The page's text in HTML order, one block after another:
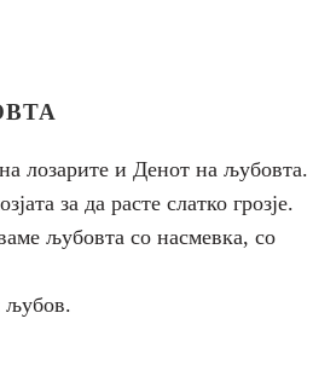
лозарите и Денот на љубовта.
за да расте слатко грозје.
љубовта со насмевка, со
љубов.